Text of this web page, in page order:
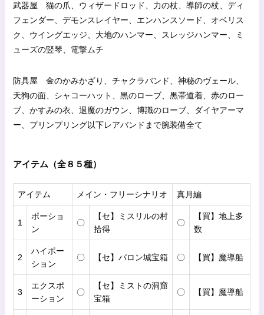
武器屋 猫の爪、ウィザードロッド、力の杖、導師の杖、ディ
フェンダー、デモンスレイヤー、エンハンスソード、オベリス
ク、ウイングエッジ、大地のハンマー、スレッジハンマー、ミ
ューズの竪琴、電撃ムチ
防具屋 金のかみかざり、チャクラバンド、神秘のヴェール、
天狗の面、シャコーハット、黒のローブ、黒帯道着、赤のロー
ブ、かすみの衣、退魔のガウン、博識のローブ、ダイヤアーマ
ー、プリンプリング以下レアバンドまで腕装備全て
アイテム（全８５種）
アイテム メイン・フリーシナリオ 真月編
1
ポーショ
ン
〇
【セ】ミスリルの村
拾得
〇
【買】地上多
数
2
ハイポー
ション
〇 【セ】バロン城宝箱 〇 【買】魔導船
3
エクスポ
ーション
〇
【セ】ミストの洞窟
宝箱
〇 【買】魔導船